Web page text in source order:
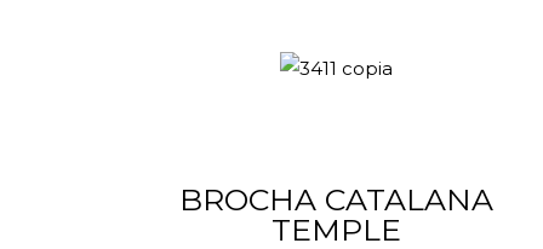
BROCHA CATALANA
TEMPLE